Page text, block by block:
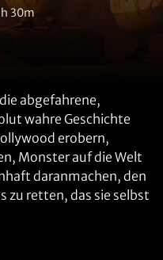
30m
abgefahrene,
wahre Geschichte
erobern,
Monster auf die Welt
daranmachen, den
zu retten, das sie selbst